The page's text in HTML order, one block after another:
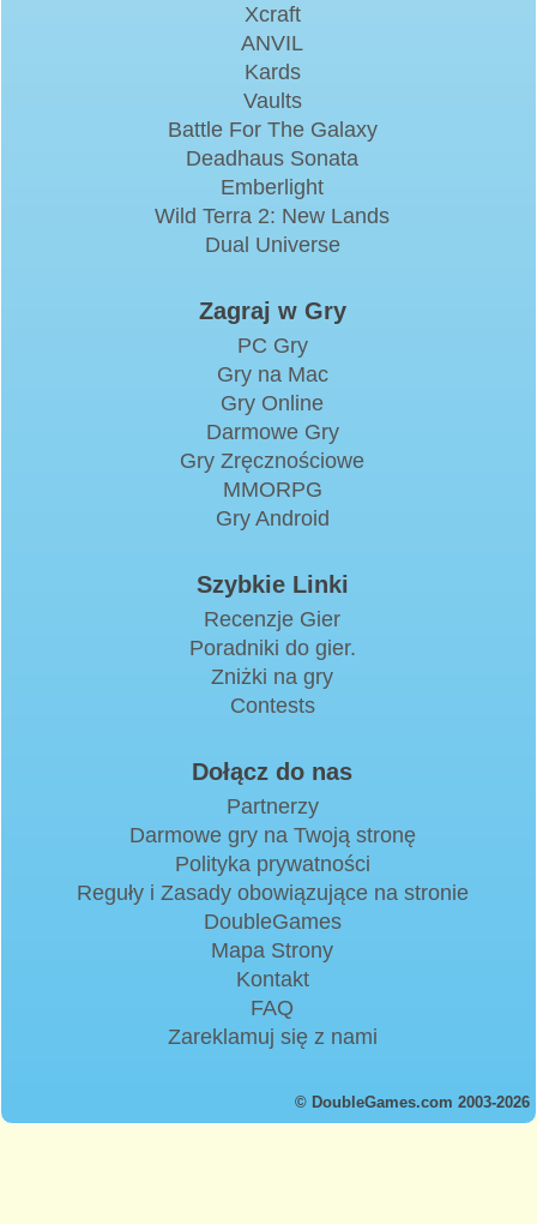
Xcraft
ANVIL
Kards
Vaults
Battle For The Galaxy
Deadhaus Sonata
Emberlight
Wild Terra 2: New Lands
Dual Universe
Zagraj w Gry
PC Gry
Gry na Mac
Gry Online
Darmowe Gry
Gry Zręcznościowe
MMORPG
Gry Android
Szybkie Linki
Recenzje Gier
Poradniki do gier.
Zniżki na gry
Contests
Dołącz do nas
Partnerzy
Darmowe gry na Twoją stronę
Polityka prywatności
Reguły i Zasady obowiązujące na stronie
DoubleGames
Mapa Strony
Kontakt
FAQ
Zareklamuj się z nami
© DoubleGames.com 2003-2026